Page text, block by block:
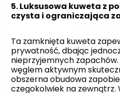
5. Luksusowa kuweta z
czysta i ograniczająca
Ta zamknięta kuweta
prywatność, dbając
nieprzyjemnych
węglem aktywnym
obszerna obudowa
czegokolwiek na zewnątrz.